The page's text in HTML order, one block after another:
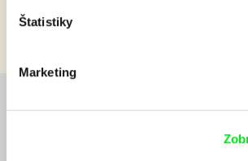
Štatistiky
Marketing
Chcete byť pravidelne
junior programe?